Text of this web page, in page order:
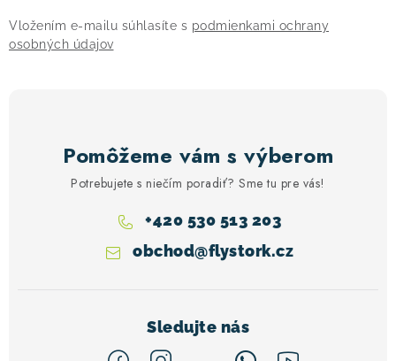
Vložením e-mailu súhlasíte s podmienkami ochrany
osobných údajov
Pomôžeme vám s výberom
Potrebujete s niečím poradiť? Sme tu pre vás!
obchod@flystork.cz
+420 530 513 203